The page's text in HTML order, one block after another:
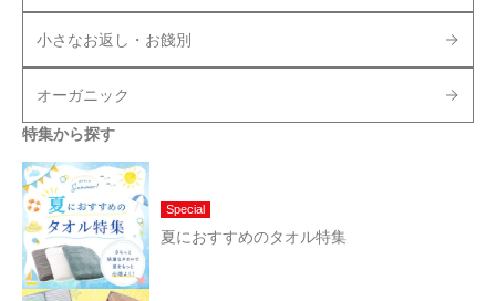
小さなお返し・お餞別
オーガニック
特集から探す
Special
夏におすすめのタオル特集